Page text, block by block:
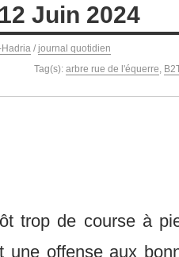
Juin 2024
/ journal quotidien
Tag(s): arbre rue de l'équerre,
trop de course à
une offense aux